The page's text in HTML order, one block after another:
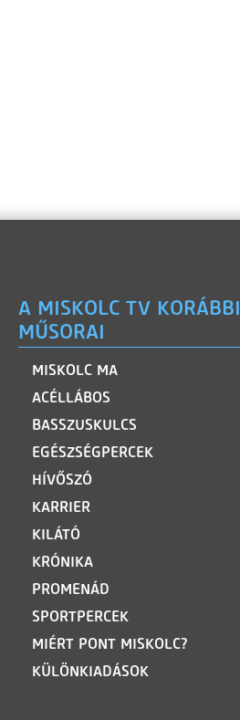
A MISKOLC TV KORÁBBI
MŰSORAI
MISKOLC MA
ACÉLLÁBOS
BASSZUSKULCS
EGÉSZSÉGPERCEK
HÍVŐSZÓ
KARRIER
KILÁTÓ
KRÓNIKA
PROMENÁD
SPORTPERCEK
MIÉRT PONT MISKOLC?
KÜLÖNKIADÁSOK